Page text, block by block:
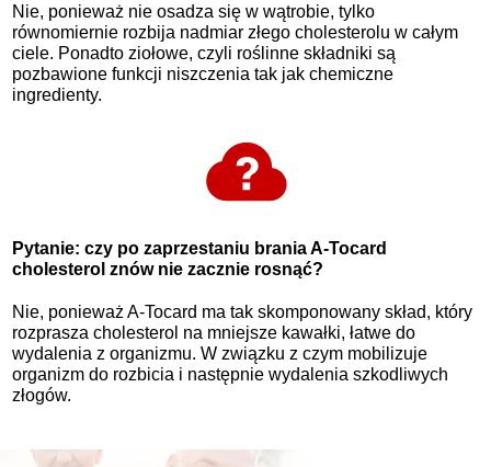
Nie, ponieważ nie osadza się w wątrobie, tylko
równomiernie rozbija nadmiar złego cholesterolu w całym
ciele. Ponadto ziołowe, czyli roślinne składniki są
pozbawione funkcji niszczenia tak jak chemiczne
ingredienty.
Pytanie: czy po zaprzestaniu brania A-Tocard
cholesterol znów nie zacznie rosnąć?
Nie, ponieważ A-Tocard ma tak skomponowany skład, który
rozprasza cholesterol na mniejsze kawałki, łatwe do
wydalenia z organizmu. W związku z czym mobilizuje
organizm do rozbicia i następnie wydalenia szkodliwych
złogów.